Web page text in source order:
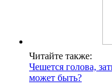
Читайте также:
Чешется голова,
может быть?